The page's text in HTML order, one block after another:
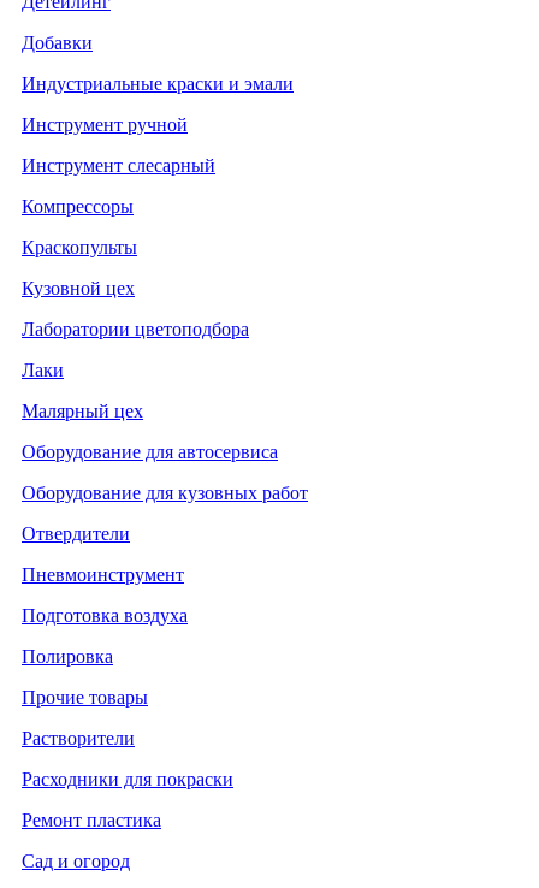
Добавки
Индустриальные краски и эмали
Инструмент ручной
Инструмент слесарный
Компрессоры
Краскопульты
Кузовной цех
Лаборатории цветоподбора
Лаки
Малярный цех
Оборудование для автосервиса
Оборудование для кузовных работ
Отвердители
Пневмоинструмент
Подготовка воздуха
Полировка
Прочие товары
Растворители
Расходники для покраски
Ремонт пластика
Сад и огород